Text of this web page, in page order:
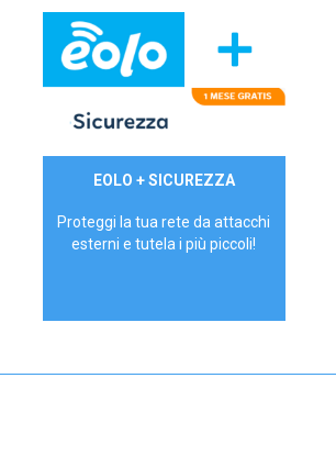
29,90€/mese
EOLO + SICUREZZA
Proteggi la tua rete da attacchi
esterni e tutela i più piccoli!